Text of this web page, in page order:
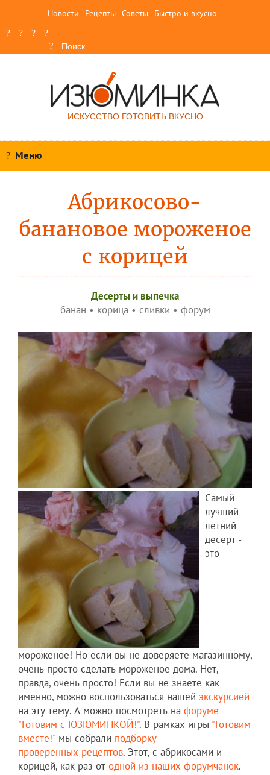
Новости Рецепты Советы Быстро и вкусно
ИСКУССТВО ГОТОВИТЬ ВКУСНО
Меню
Абрикосово-
банановое мороженое
с корицей
Десерты и выпечка
банан • корица• сливки • форум
Самый
лучший
летний
десерт -
это
мороженое! Но если вы не доверяете магазинному,
очень просто сделать мороженое дома. Нет,
правда, очень просто! Если вы не знаете как
именно, можно воспользоваться нашей экскурсией
на эту тему. А можно посмотреть на форуме
"Готовим с ЮЗЮМИНКОЙ!". В рамках игры "Готовим
вместе!" мы собрали подборку
проверенных рецептов. Этот, с абрикосами и
корицей, как раз от одной из наших форумчанок.